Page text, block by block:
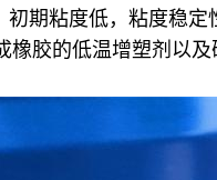
期粘度低，粘度稳
胶的低温增塑剂以